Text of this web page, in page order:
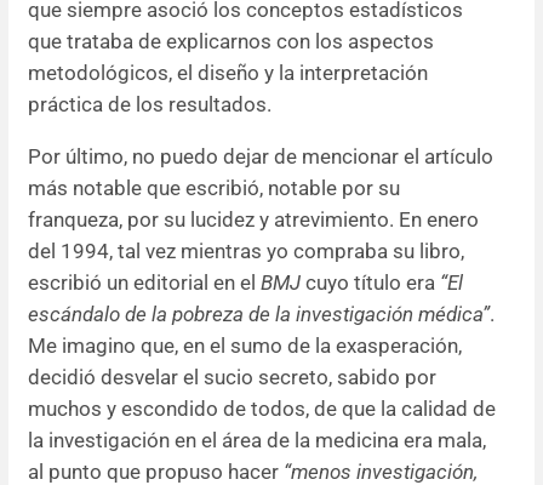
que siempre asoció los conceptos estadísticos
que trataba de explicarnos con los aspectos
metodológicos, el diseño y la interpretación
práctica de los resultados.
Por último, no puedo dejar de mencionar el artículo
más notable que escribió, notable por su
franqueza, por su lucidez y atrevimiento. En enero
del 1994, tal vez mientras yo compraba su libro,
escribió un editorial en el BMJ cuyo título era “El
escándalo de la pobreza de la investigación médica”.
Me imagino que, en el sumo de la exasperación,
decidió desvelar el sucio secreto, sabido por
muchos y escondido de todos, de que la calidad de
la investigación en el área de la medicina era mala,
al punto que propuso hacer “menos investigación,